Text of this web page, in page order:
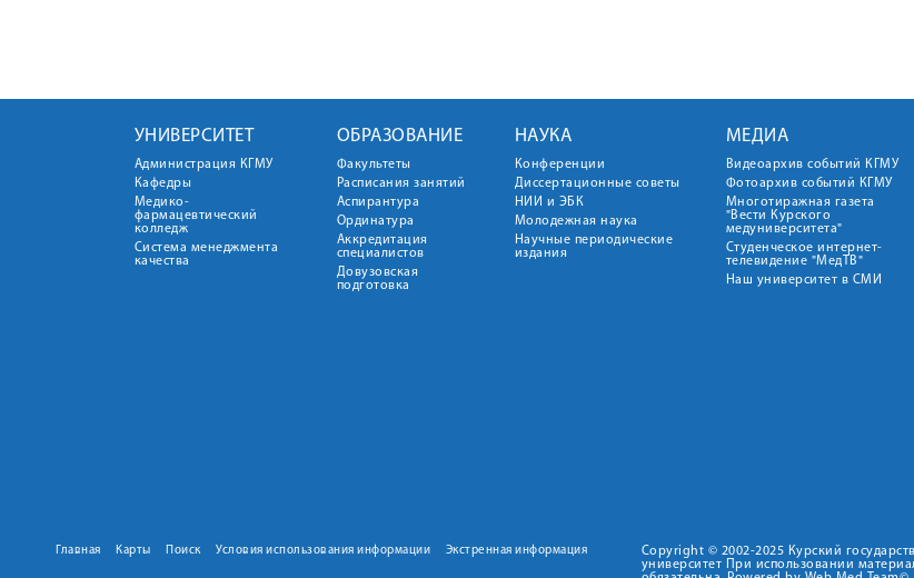
УНИВЕРСИТЕТ
Администрация КГМУ
Кафедры
Медико-
фармацевтический
колледж
Система менеджмента
качества
ОБРАЗОВАНИЕ
Факультеты
Расписания занятий
Аспирантура
Ординатура
Аккредитация
специалистов
Довузовская
подготовка
НАУКА
Конференции
Диссертационные советы
НИИ и ЭБК
Молодежная наука
Научные периодические
издания
МЕДИА
Видеоархив событий КГМУ
Фотоархив событий КГМУ
Многотиражная газета
"Вести Курского
медуниверситета"
Студенческое интернет-
телевидение "МедТВ"
Наш университет в СМИ
Главная Карты Поиск Условия использования информации Экстренная информация
Copyright © 2002-2025 Курский
университет При использовании